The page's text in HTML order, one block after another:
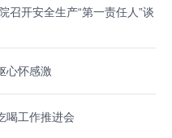
召开安全生产“第一责任人”谈
心怀感激
喝工作推进会